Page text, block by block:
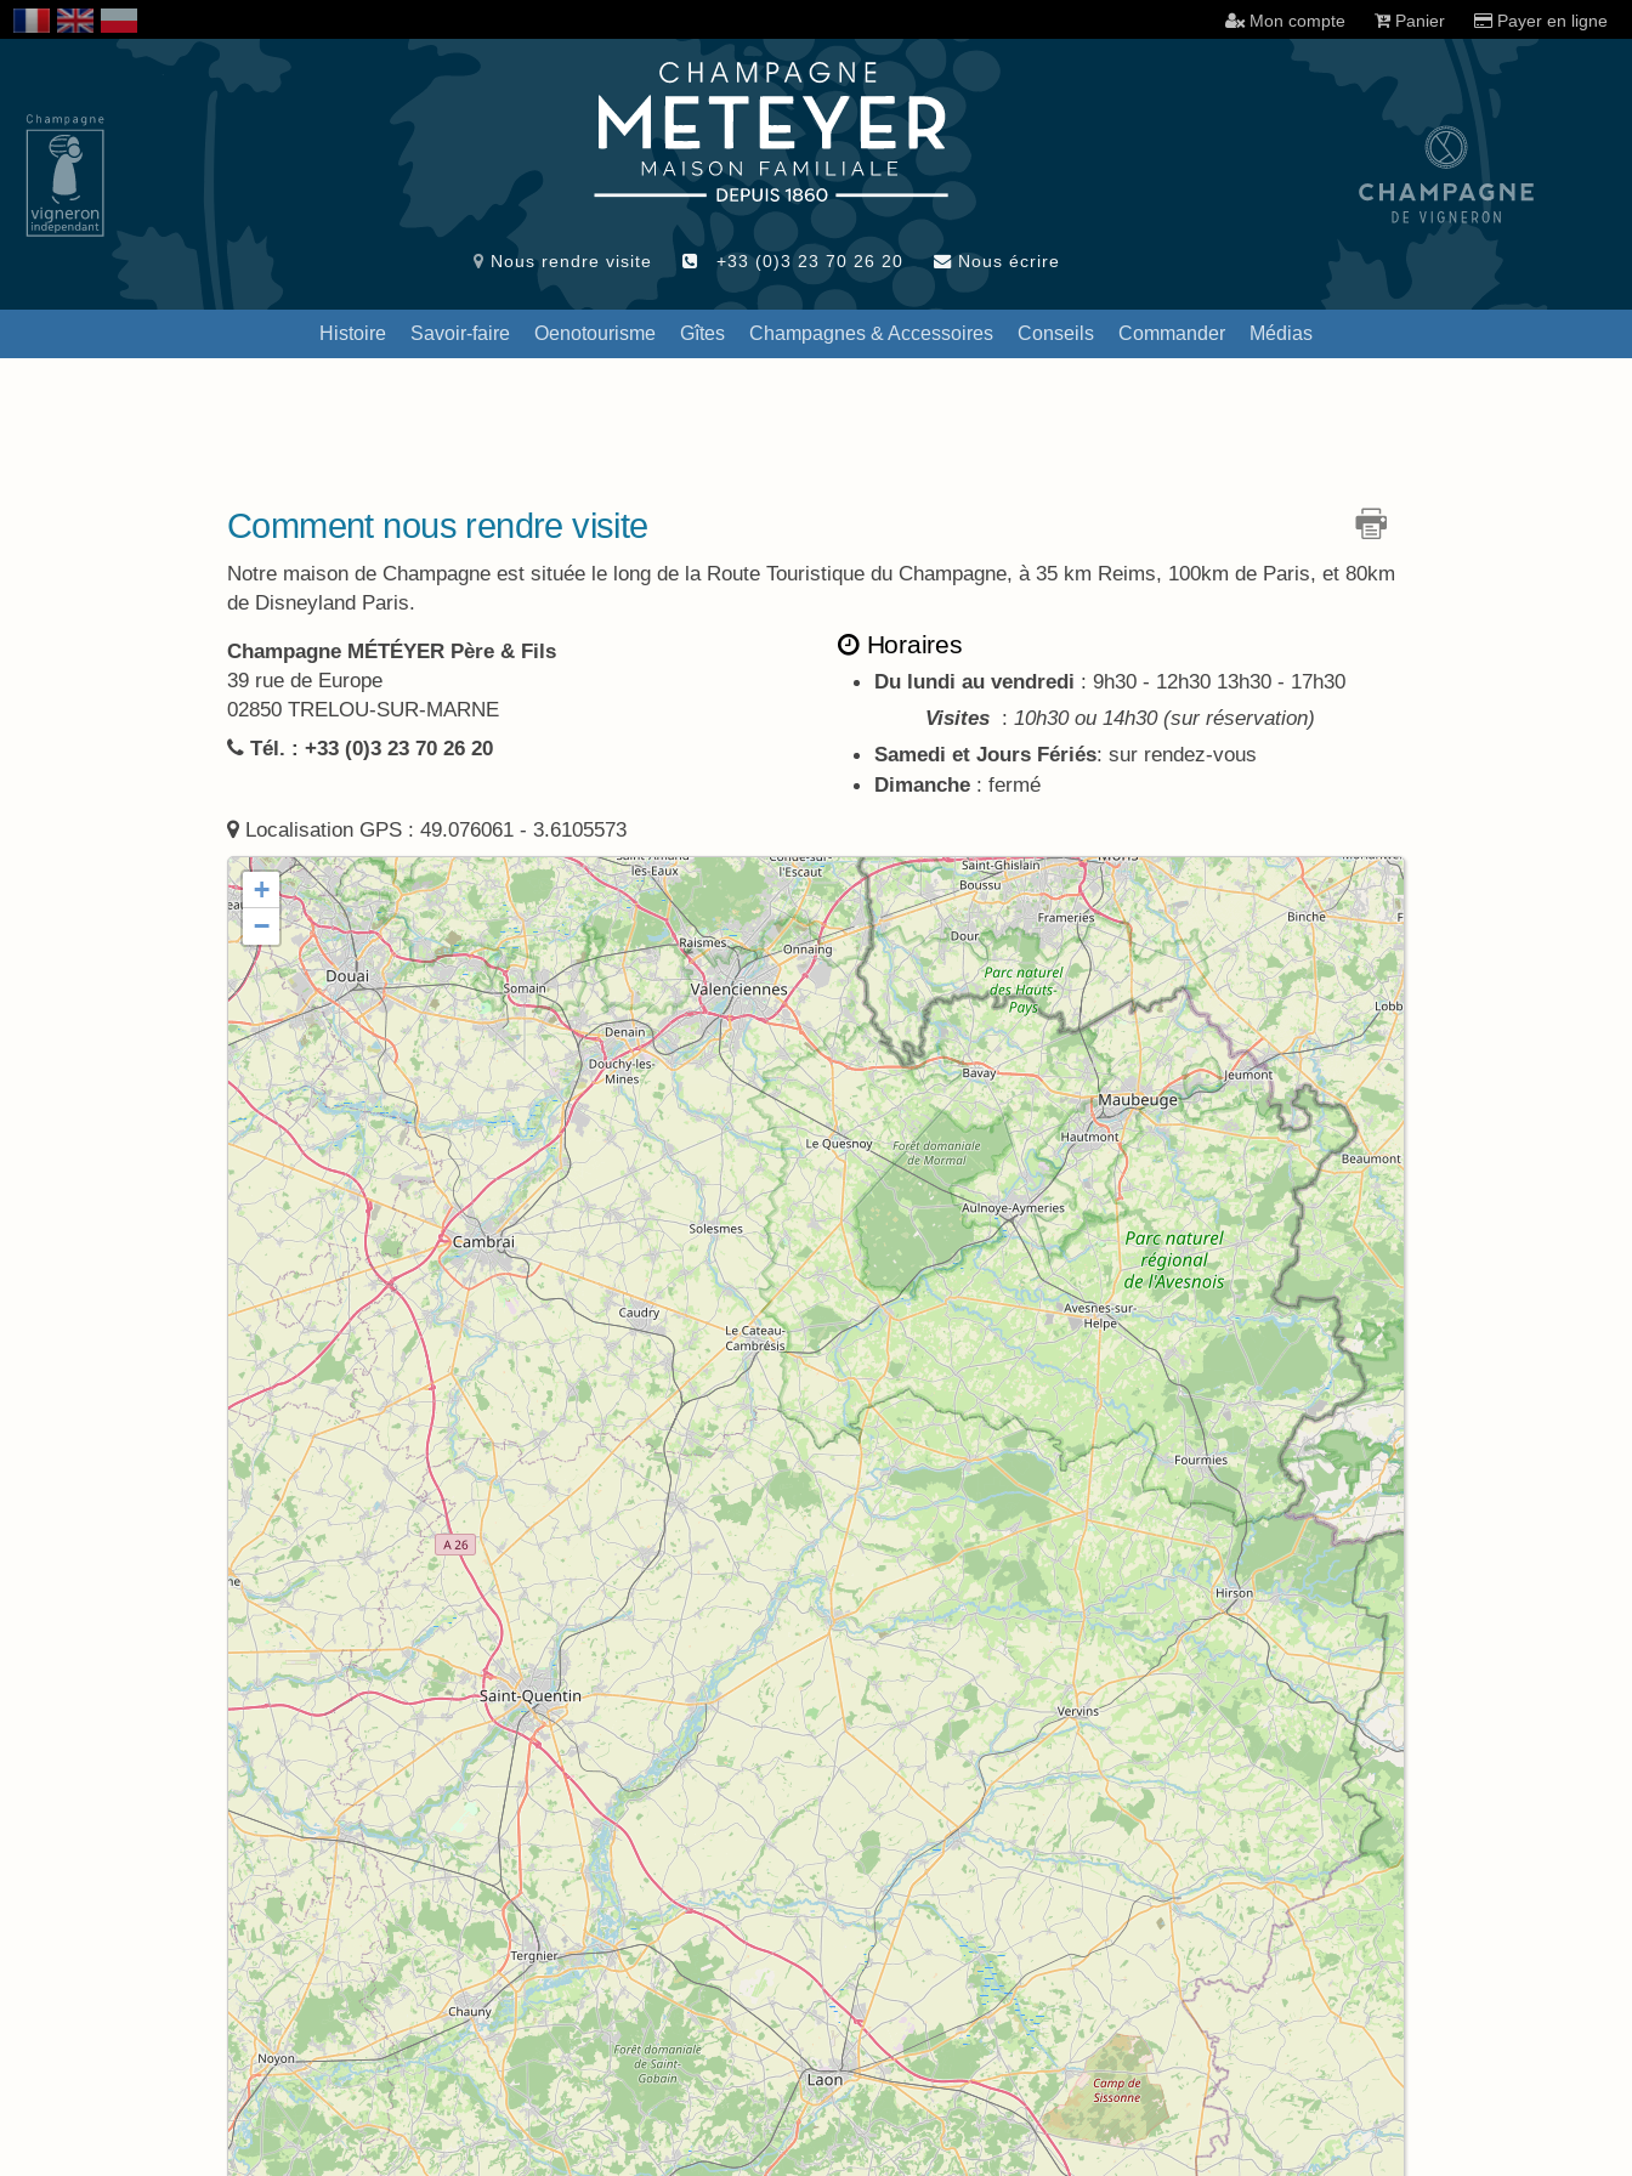
Mon compte Panier Payer en ligne
Nous rendre visite +33 (0)3 23 70 26 20 Nous écrire
Histoire Savoir-faire Oenotourisme Gîtes Champagnes & Accessoires Conseils Commander Médias
Comment nous rendre visite
Notre maison de Champagne est située le long de la Route Touristique du Champagne, à 35 km Reims, 100km de Paris, et 80km
de Disneyland Paris.
Champagne MÉTÉYER Père & Fils
39 rue de Europe
02850 TRELOU-SUR-MARNE
Tél. : +33 (0)3 23 70 26 20
Horaires
Du lundi au vendredi : 9h30 - 12h30 13h30 - 17h30
Visites : 10h30 ou 14h30 (sur réservation)
Samedi et Jours Fériés: sur rendez-vous
Dimanche : fermé
Localisation GPS : 49.076061 - 3.6105573
+
−